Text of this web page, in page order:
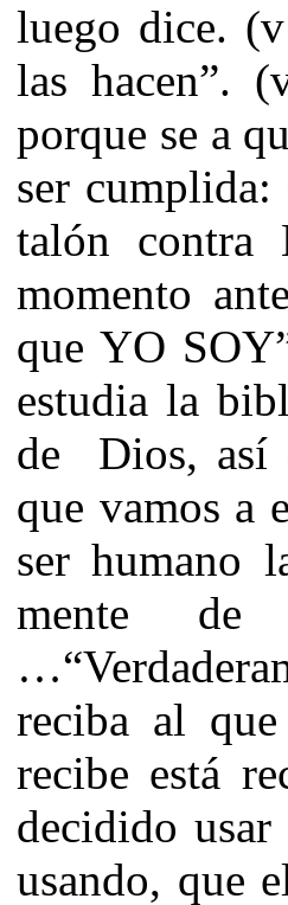
luego dice.
las hacen”.
porque se a
ser
talón contra
momento
que YO
estudia la
de Dios, así
que vamos
ser humano
mente de
reciba al
recibe está
decidido usar
usando, que